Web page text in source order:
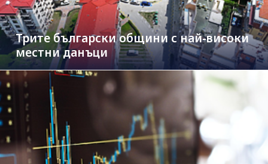
Трите български общини с най-високи
местни данъци